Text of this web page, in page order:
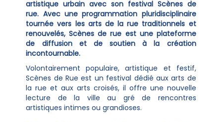
artistique urbain avec son festival Scènes de
rue. Avec une programmation pluridisciplinaire
tournée vers les arts de la rue traditionnels et
renouvelés, Scènes de rue est une plateforme
de diffusion et de soutien à la création
incontournable.
Volontairement populaire, artistique et festif,
Scènes de Rue est un festival dédié aux arts de
la rue et aux arts croisés, il offre une nouvelle
lecture de la ville au gré de rencontres
artistiques intimes ou grandioses.